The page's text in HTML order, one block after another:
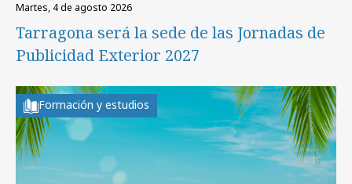
martes, 4 de agosto 2026
Tarragona será la sede de las Jornadas de
Publicidad Exterior 2027
Formación y estudios